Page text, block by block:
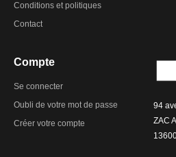
Conditions et politiques
Contact
Compte
Se connecter
Oubli de votre mot de passe
Créer votre compte
94
ZAC